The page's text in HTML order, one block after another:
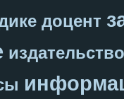
доцент
издательство